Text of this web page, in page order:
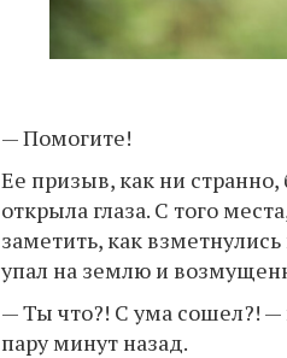
— Помогите!
Ее призыв, как ни
открыла глаза. С того
заметить, как
упал на землю и
— Ты что?! С ума сошел?!
пару минут назад.